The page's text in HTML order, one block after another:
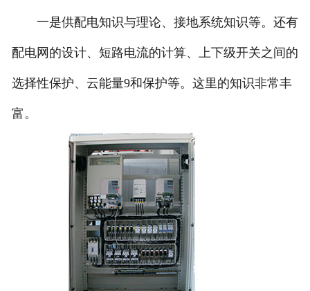
一是供配电知识与理论、接地系统知识等。还有
配电网的设计、短路电流的计算、上下级开关之间的
选择性保护、云能量9和保护等。这里的知识非常丰
富。